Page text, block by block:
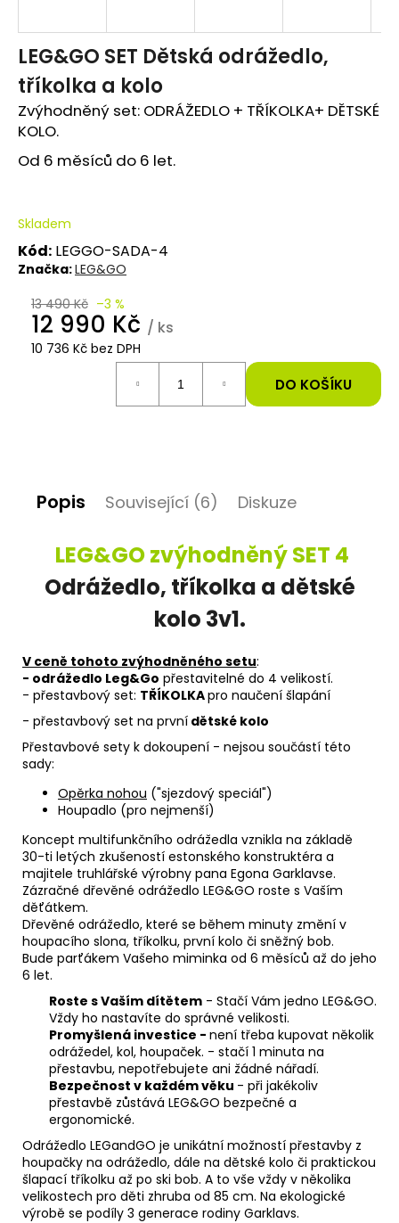
LEG&GO SET Dětská odrážedlo,
tříkolka a kolo
Zvýhodněný set: ODRÁŽEDLO + TŘÍKOLKA+ DĚTSKÉ
KOLO.
Od 6 měsíců do 6 let.
Skladem
Kód: LEGGO-SADA-4
Značka:LEG&GO
13 490 Kč –3 %
12 990 Kč / ks
10 736 Kč bez DPH
DO KOŠÍKU
Popis Související (6) Diskuze
LEG&GO zvýhodněný SET 4
Odrážedlo, tříkolka a dětské
kolo 3v1.
V ceně tohoto zvýhodněného setu:
- odrážedlo Leg&Go přestavitelné do 4 velikostí.
- přestavbový set: TŘÍKOLKApro naučení šlapání
- přestavbový set na první dětské kolo
Přestavbové sety k dokoupení - nejsou součástí této
sady:
Opěrka nohou ("sjezdový speciál")
Houpadlo (pro nejmenší)
Koncept multifunkčního odrážedla vznikla na základě
30-ti letých zkušeností estonského konstruktéra a
majitele truhlářské výrobny pana Egona Garklavse.
Zázračné dřevěné odrážedlo LEG&GO roste s Vaším
děťátkem.
Dřevěné odrážedlo, které se během minuty změní v
houpacího slona, tříkolku, první kolo či sněžný bob.
Bude parťákem Vašeho miminka od 6 měsíců až do jeho
6 let.
Roste s Vaším dítětem - Stačí Vám jedno LEG&GO.
Vždy ho nastavíte do správné velikosti.
Promyšlená investice - není třeba kupovat několik
odrážedel, kol, houpaček. - stačí 1 minuta na
přestavbu, nepotřebujete ani žádné nářadí.
Bezpečnost v každém věku - při jakékoliv
přestavbě zůstává LEG&GO bezpečné a
ergonomické.
Odrážedlo LEGandGO je unikátní možností přestavby z
houpačky na odrážedlo, dále na dětské kolo či praktickou
šlapací tříkolku až po ski bob. A to vše vždy v několika
velikostech pro děti zhruba od 85 cm. Na ekologické
výrobě se podíly 3 generace rodiny Garklavs.
t
e
n
a
í
t
?
HLEDAT